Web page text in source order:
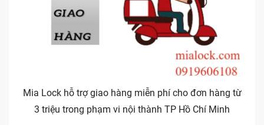
Mia Lock hỗ trợ giao hàng miễn phí cho đơn hàng từ
3 triệu trong phạm vi nội thành TP Hồ Chí Minh